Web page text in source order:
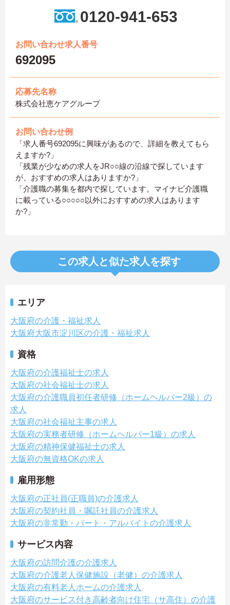
0120-941-653
お問い合わせ求人番号
692095
応募先名称
株式会社恵ケアグループ
お問い合わせ例
「求人番号692095に興味があるので、詳細を教えてもら
えますか?」
「残業が少なめの求人をJR○○線の沿線で探しています
が、おすすめの求人はありますか?」
「介護職の募集を都内で探しています。マイナビ介護職
に載っている○○○○○以外におすすめの求人はあります
か?」
この求人と似た求人を探す
エリア
大阪府の介護・福祉求人
大阪府大阪市淀川区の介護・福祉求人
資格
大阪府の介護福祉士の求人
大阪府の社会福祉士の求人
大阪府の介護職員初任者研修（ホームヘルパー2級）の
求人
大阪府の社会福祉主事の求人
大阪府の実務者研修（ホームヘルパー1級）の求人
大阪府の精神保健福祉士の求人
大阪府の無資格OKの求人
雇用形態
大阪府の正社員(正職員)の介護求人
大阪府の契約社員・嘱託社員の介護求人
大阪府の非常勤・パート・アルバイトの介護求人
サービス内容
大阪府の訪問介護の介護求人
大阪府の介護老人保健施設（老健）の介護求人
大阪府の有料老人ホームの介護求人
大阪府のサービス付き高齢者向け住宅（サ高住）の介護